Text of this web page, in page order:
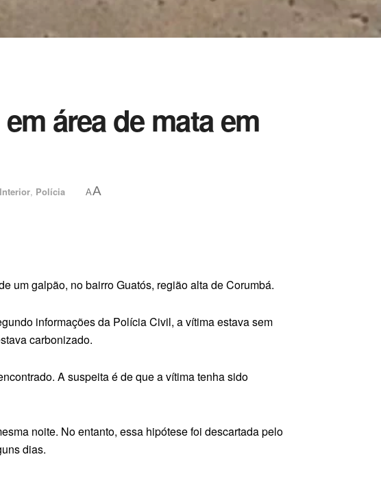
área de mata em
Interior, Polícia AA
um galpão, no bairro Guatós, região alta de Corumbá.
informações da Polícia Civil, a vítima estava sem
carbonizado.
A suspeita é de que a vítima tenha sido
noite. No entanto, essa hipótese foi descartada pelo
dias.